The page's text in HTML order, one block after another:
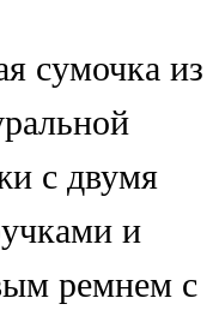
сумочка из
с двумя
и
ремнем с